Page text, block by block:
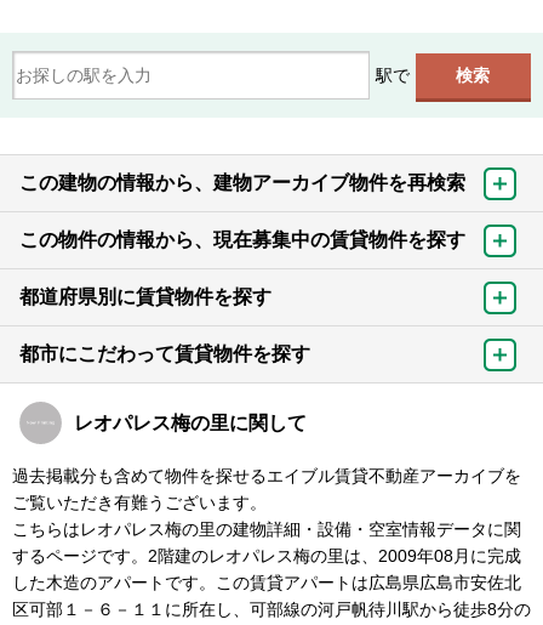
駅で
この建物の情報から、建物アーカイブ物件を再検索
この物件の情報から、現在募集中の賃貸物件を探す
都道府県別に賃貸物件を探す
都市にこだわって賃貸物件を探す
レオパレス梅の里に関して
過去掲載分も含めて物件を探せるエイブル賃貸不動産アーカイブを
ご覧いただき有難うございます。
こちらはレオパレス梅の里の建物詳細・設備・空室情報データに関
するページです。2階建のレオパレス梅の里は、2009年08月に完成
した木造のアパートです。この賃貸アパートは広島県広島市安佐北
区可部１－６－１１に所在し、可部線の河戸帆待川駅から徒歩8分の